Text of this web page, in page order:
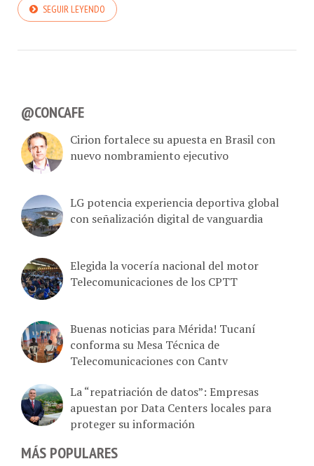
SEGUIR LEYENDO
@CONCAFE
Cirion fortalece su apuesta en Brasil con
nuevo nombramiento ejecutivo
LG potencia experiencia deportiva global
con señalización digital de vanguardia
Elegida la vocería nacional del motor
Telecomunicaciones de los CPTT
Buenas noticias para Mérida! Tucaní
conforma su Mesa Técnica de
Telecomunicaciones con Cantv
La “repatriación de datos”: Empresas
apuestan por Data Centers locales para
proteger su información
MÁS POPULARES